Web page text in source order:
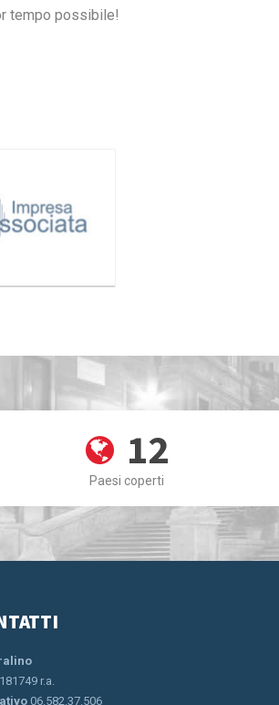
tempo possibile!
12
Paesi coperti
r.a.
06.582.37.506